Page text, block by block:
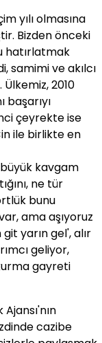
yılı olmasına
Bizden önceki
hatırlatmak
samimi ve akılcı
2010
başarıyı
çeyrekte ise
ile birlikte en
kavgam
ne tür
bunu
ama aşıyoruz
yarın gel', alır
geliyor,
gayreti
cazibe